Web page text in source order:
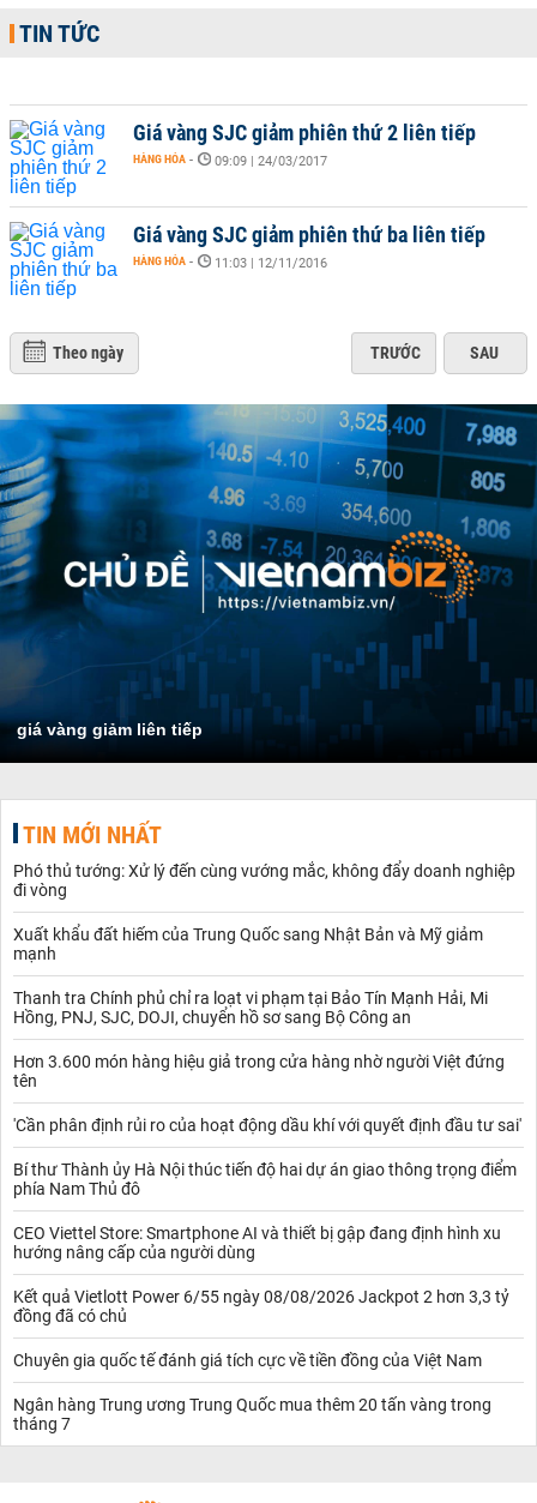
TIN TỨC
Giá vàng SJC giảm phiên thứ 2 liên tiếp
HÀNG HÓA - 09:09 | 24/03/2017
Giá vàng SJC giảm phiên thứ ba liên tiếp
HÀNG HÓA - 11:03 | 12/11/2016
Theo ngày TRƯỚC SAU
giá vàng giảm liên tiếp
TIN MỚI NHẤT
Phó thủ tướng: Xử lý đến cùng vướng mắc, không đẩy doanh nghiệp
đi vòng
Xuất khẩu đất hiếm của Trung Quốc sang Nhật Bản và Mỹ giảm
mạnh
Thanh tra Chính phủ chỉ ra loạt vi phạm tại Bảo Tín Mạnh Hải, Mi
Hồng, PNJ, SJC, DOJI, chuyển hồ sơ sang Bộ Công an
Hơn 3.600 món hàng hiệu giả trong cửa hàng nhờ người Việt đứng
tên
'Cần phân định rủi ro của hoạt động dầu khí với quyết định đầu tư sai'
Bí thư Thành ủy Hà Nội thúc tiến độ hai dự án giao thông trọng điểm
phía Nam Thủ đô
CEO Viettel Store: Smartphone AI và thiết bị gập đang định hình xu
hướng nâng cấp của người dùng
Kết quả Vietlott Power 6/55 ngày 08/08/2026 Jackpot 2 hơn 3,3 tỷ
đồng đã có chủ
Chuyên gia quốc tế đánh giá tích cực về tiền đồng của Việt Nam
Ngân hàng Trung ương Trung Quốc mua thêm 20 tấn vàng trong
tháng 7